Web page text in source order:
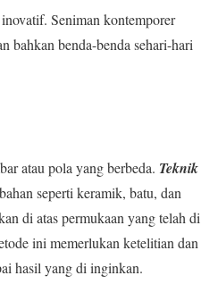
Seniman kontemporer
bahkan benda-benda sehari-hari
atau pola yang berbeda. Teknik
seperti keramik, batu, dan
di atas permukaan yang telah di
ini memerlukan ketelitian dan
hasil yang di inginkan.